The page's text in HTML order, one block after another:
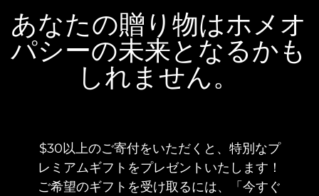
あなたの贈り物はホメオ
パシーの未来となるかも
しれません。
$30以上のご寄付をいただくと、特別なプ
レミアムギフトをプレゼントいたします！
ご希望のギフトを受け取るには、「今すぐ